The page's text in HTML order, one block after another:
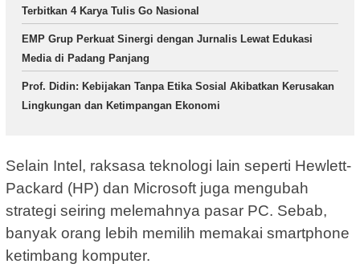
Terbitkan 4 Karya Tulis Go Nasional
EMP Grup Perkuat Sinergi dengan Jurnalis Lewat Edukasi
Media di Padang Panjang
Prof. Didin: Kebijakan Tanpa Etika Sosial Akibatkan Kerusakan
Lingkungan dan Ketimpangan Ekonomi
Selain Intel, raksasa teknologi lain seperti Hewlett-
Packard (HP) dan Microsoft juga mengubah
strategi seiring melemahnya pasar PC. Sebab,
banyak orang lebih memilih memakai smartphone
ketimbang komputer.